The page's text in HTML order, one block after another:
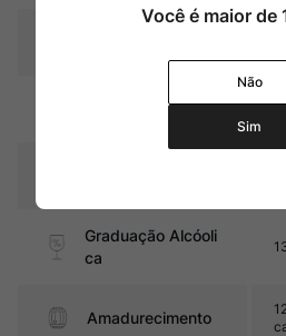
Graduação Alcóoli
ca
Amadurecimento
Você é maior de
Não
Sim